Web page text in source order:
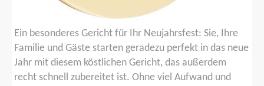
Ein besonderes Gericht für Ihr Neujahrsfest: Sie, Ihre
Familie und Gäste starten geradezu perfekt in das neue
Jahr mit diesem köstlichen Gericht, das außerdem
recht schnell zubereitet ist. Ohne viel Aufwand und